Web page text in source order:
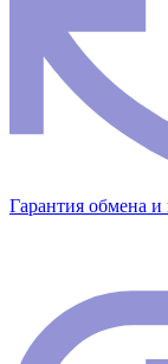
Гарантия обмена и